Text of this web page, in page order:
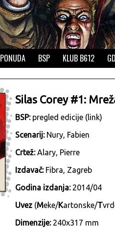
PONUDA BSP KLUB B612
Silas Corey #1:
BSP: pregled edicije (link)
Scenarij:Nury, Fabien
Crtež:Alary, Pierre
Izdavač: Fibra, Zagreb
Godina izdanja:2014/04
Uvez (Meke/Kartonske/T
Dimenzije:240x317 mm